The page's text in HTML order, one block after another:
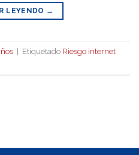
LEYENDO →
Etiquetado Riesgo internet